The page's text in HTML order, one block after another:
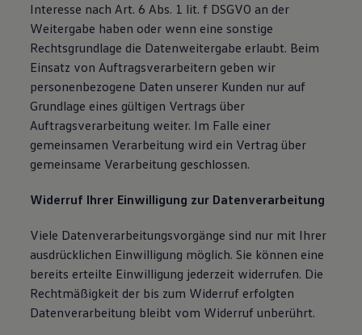
Interesse nach Art. 6 Abs. 1 lit. f DSGVO an der
Weitergabe haben oder wenn eine sonstige
Rechtsgrundlage die Datenweitergabe erlaubt. Beim
Einsatz von Auftragsverarbeitern geben wir
personenbezogene Daten unserer Kunden nur auf
Grundlage eines gültigen Vertrags über
Auftragsverarbeitung weiter. Im Falle einer
gemeinsamen Verarbeitung wird ein Vertrag über
gemeinsame Verarbeitung geschlossen.
Widerruf Ihrer Einwilligung zur Datenverarbeitung
Viele Datenverarbeitungsvorgänge sind nur mit Ihrer
ausdrücklichen Einwilligung möglich. Sie können eine
bereits erteilte Einwilligung jederzeit widerrufen. Die
Rechtmäßigkeit der bis zum Widerruf erfolgten
Datenverarbeitung bleibt vom Widerruf unberührt.